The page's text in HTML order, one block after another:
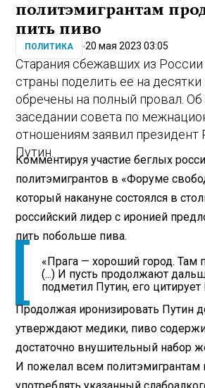
политэмигрантам
пить пиво
ПОЛИТИКА 20 мая 2023 03:05
Старания сбежавших из
страны поделить ее на
обречены на полный провал. Об
заседании совета по
отношениям заявил
Путин.
Комментируя участие беглых
политэмигрантов в «Форуме
который накануне состоялся в
российский лидер с иронией
пить побольше пива.
«Прага — хороший город. Там
(...) И пусть продолжают
подметил Путин, его
Продолжая иронизировать Путин
утверждают медики, пиво
достаточно внушительный набор
И пожелал всем